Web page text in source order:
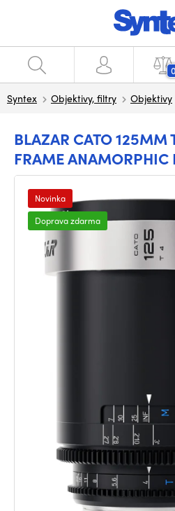
0
Syntex Objektivy, filtry Objektivy
BLAZAR CATO 125MM
FRAME ANAMORPHIC
Novinka
Doprava zdarma